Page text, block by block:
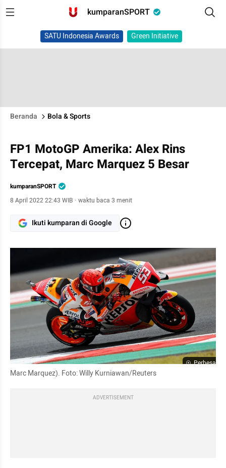
kumparanSPORT
SATU Indonesia Awards Green Initiative
Beranda Bola & Sports
FP1 MotoGP Amerika: Alex Rins
Tercepat, Marc Marquez 5 Besar
kumparanSPORT
8 April 2022 22:43 WIB · waktu baca 3 menit
Ikuti kumparan di Google
Perbesar
Marc Marquez). Foto: Willy Kurniawan/Reuters
ADVERTISEMENT